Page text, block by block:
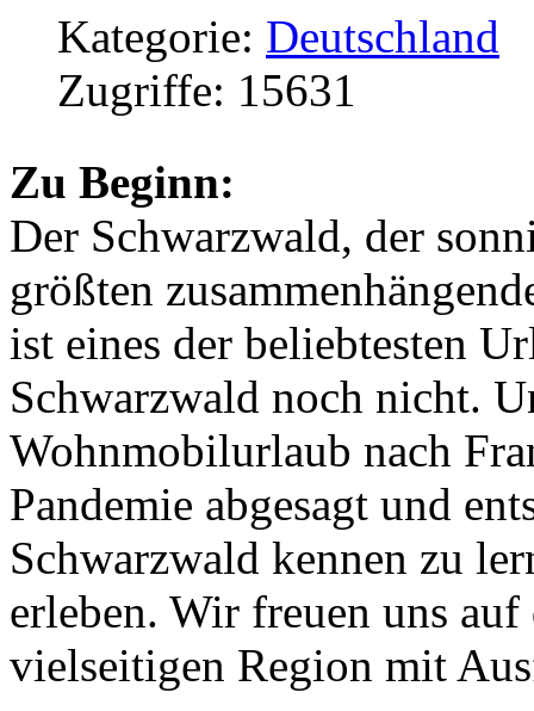
Kategorie: Deutschland
Zugriffe: 15631
Zu Beginn:
Der Schwarzwald, der
größten
ist eines der beliebtesten
Schwarzwald noch nicht.
Wohnmobilurlaub nach
Pandemie abgesagt und
Schwarzwald kennen zu
erleben. Wir freuen uns
vielseitigen Region mit